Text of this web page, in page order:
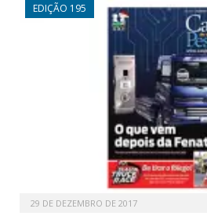
EDIÇÃO 195
29 DE DEZEMBRO DE 2017